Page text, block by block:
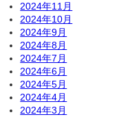
2024年11月
2024年10月
2024年9月
2024年8月
2024年7月
2024年6月
2024年5月
2024年4月
2024年3月